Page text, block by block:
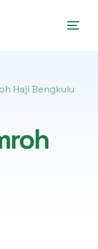
Haji Bengkulu